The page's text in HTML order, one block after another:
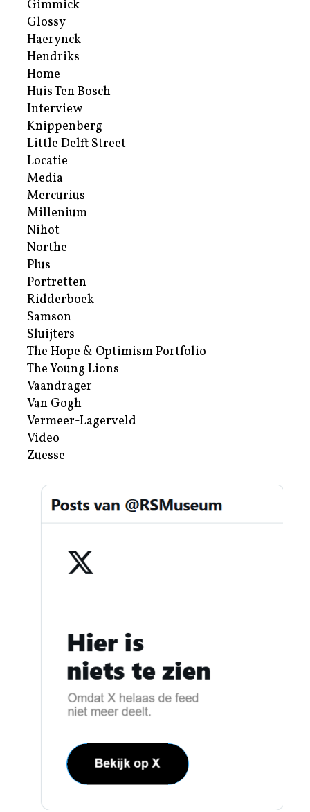
Gimmick
Glossy
Haerynck
Hendriks
Home
Huis Ten Bosch
Interview
Knippenberg
Little Delft Street
Locatie
Media
Mercurius
Millenium
Nihot
Northe
Plus
Portretten
Ridderboek
Samson
Sluijters
The Hope & Optimism Portfolio
The Young Lions
Vaandrager
Van Gogh
Vermeer-Lagerveld
Video
Zuesse